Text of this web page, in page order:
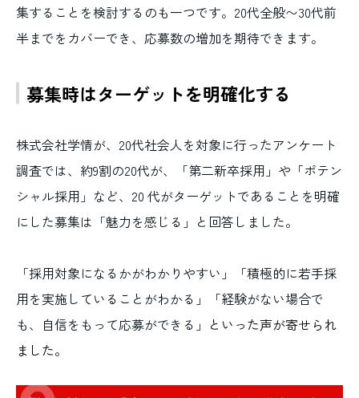
集することを検討するのも一つです。20代全般〜30代前
半までをカバーでき、応募数の増加を期待できます。
募集時はターゲットを明確化する
株式会社学情が、20代社会人を対象に行ったアンケート
調査では、約9割の20代が、「第二新卒採用」や「ポテン
シャル採用」など、20 代がターゲットであることを明確
にした募集は「魅力を感じる」と回答しました。
「採用対象になるかがわかりやすい」「積極的に若手採
用を実施していることがわかる」「経験がない場合で
も、自信をもって応募ができる」 といった声が寄せられ
ました。